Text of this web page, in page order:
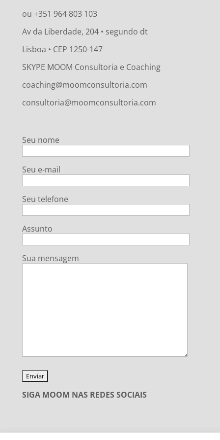
ou +351 964 803 103
Av da Liberdade, 204 • segundo dt
Lisboa • CEP 1250-147
SKYPE MOOM Consultoria e Coaching
coaching@moomconsultoria.com
consultoria@moomconsultoria.com
Seu nome
Seu e-mail
Seu telefone
Assunto
Sua mensagem
SIGA MOOM NAS REDES SOCIAIS